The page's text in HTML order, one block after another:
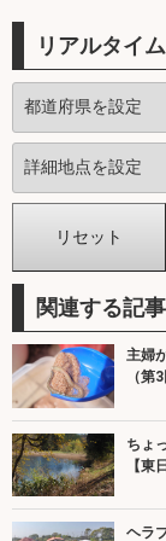
リアルタイ
関連する記事
主婦
（第3
ちょ
【東
ヘラ